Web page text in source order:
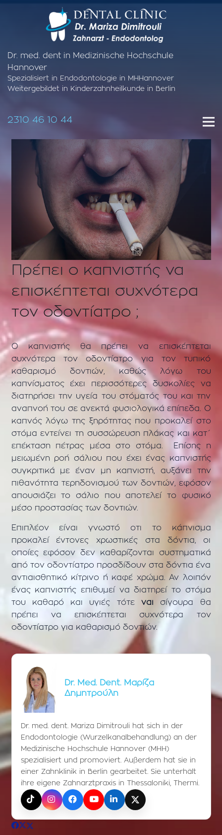
Dr. med. dent in Medizinische Hochschule
Hannover
Spezialisiert in Endodontologie in MHHannover
Weitergebildet in Kinderzahnheilkunde in Berlin
2310 46 10 44
Πρέπει ο καπνιστής να
επισκέπτεται συχνότερα
τον οδοντίατρο ;
Ο καπνιστής θα πρέπει να επισκέπτεται
συχνότερα τον οδοντίατρο για τον τυπικό
καθαρισμό δοντιών, καθώς λόγω του
καπνίσματος έχει περισσότερες δυσκολίες να
διατηρήσει την υγεία του στόματός του και την
αναπνοή του σε ανεκτά φυσιολογικά επίπεδα. Ο
καπνός λόγω της ξηρότητας που προκαλεί στο
στόμα εντείνει τη συσσώρευση πλάκας και κατ΄
επέκταση πέτρας μέσα στο στόμα. Επίσης η
μειωμένη ροή σάλιου που έχει ένας καπνιστής
συγκριτικά με έναν μη καπνιστή, αυξάνει την
πιθανότητα τερηδονισμού των δοντιών, εφόσον
απουσιάζει το σάλιο που αποτελεί το φυσικό
μέσο προστασίας των δοντιών.
Επιπλέον είναι γνωστό οτι το κάπνισμα
προκαλεί έντονες χρωστικές στα δόντια, οι
οποίες εφόσον δεν καθαρίζονται συστηματικά
από τον οδοντίατρο προσδίδουν στα δόντια ένα
αντιαισθητικό κίτρινο ή καφέ χρώμα. Αν λοιπόν
ένας καπνιστής επιθυμεί να διατηρεί το στόμα
του καθαρό και υγιές τότε ναι σίγουρα θα
πρέπει να επισκέπτεται συχνότερα τον
οδοντίατρο για καθαρισμό δοντιών.
Dr. Med. Dent. Μαρίζα
Δημητρούλη
Dr. med. dent. Mariza Dimitrouli hat sich in der
Endodontologie (Wurzelkanalbehandlung) an der
Medizinische Hochschule Hannover (MHH)
spezialisiert und promoviert. Außerdem hat sie in
einer Zahnklinik in Berlin gearbeitet. Sie unterhält
ihre eigene Zahnarztpraxis in Thessaloniki, Thermi.
TikTokInstagramFacebookYouTubeLinkedInX (Twitter)